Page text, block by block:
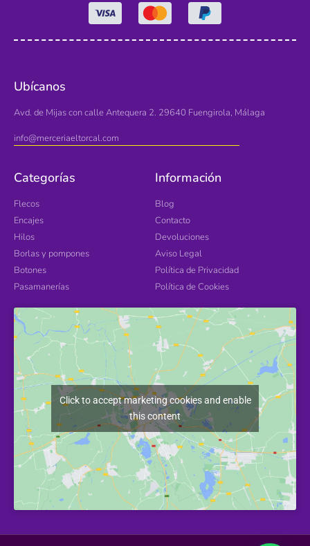
Ubícanos
Avd. de Mijas con calle Antequera 2. 29640 Fuengirola, Málaga
info@merceriaeltorcal.com
Categorías
Flecos
Encajes
Hilos
Borlas y pompones
Botones
Pasamanerías
Información
Blog
Contacto
Devoluciones
Aviso Legal
Política de Privacidad
Política de Cookies
Click to accept marketing cookies and enable
this content